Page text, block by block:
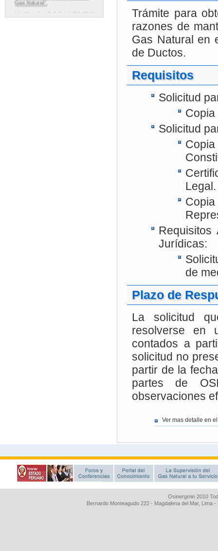
Osinergmin 2010
Bernardo Monteagudo 222 - Magdalena del Mar, Lima